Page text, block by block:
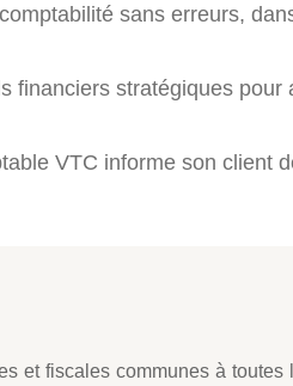
sans erreurs,
financiers stratégiques pour
VTC informe son client
et fiscales communes à toutes